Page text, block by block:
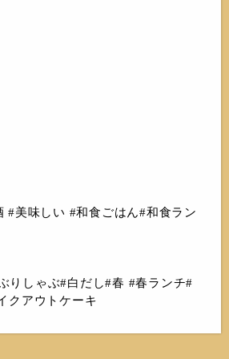
#美味しい #和食ごはん#和食ラン
りしゃぶ#白だし#春 #春ランチ#
クアウトケーキ